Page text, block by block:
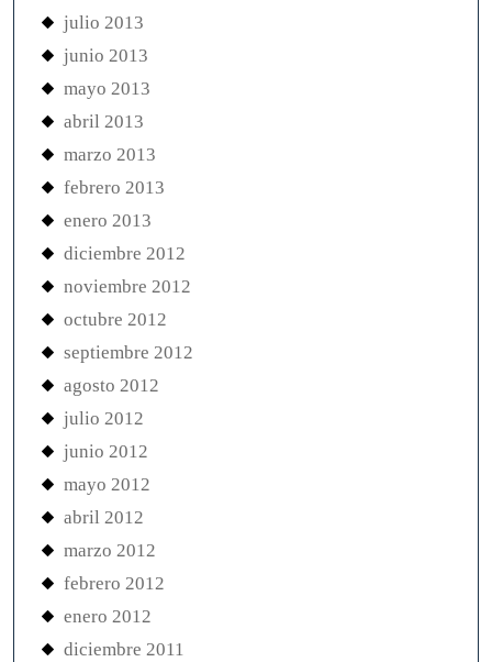
julio 2013
junio 2013
mayo 2013
abril 2013
marzo 2013
febrero 2013
enero 2013
diciembre 2012
noviembre 2012
octubre 2012
septiembre 2012
agosto 2012
julio 2012
junio 2012
mayo 2012
abril 2012
marzo 2012
febrero 2012
enero 2012
diciembre 2011